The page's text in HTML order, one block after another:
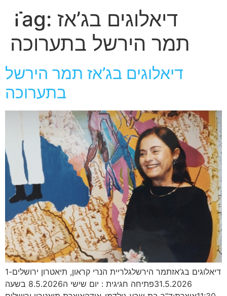
Tag: דיאלוגים בג’אז
תמר הירשל בתערוכה
דיאלוגים בג’אז תמר הירשל
בתערוכה
דיאלוגים בג’אזתמר הירשלגלריית הנרי קראון, תיאטרון ירושלים1-
31.5.2026פתיחה חגיגית : יום שישי ה8.5.2026 בשעה